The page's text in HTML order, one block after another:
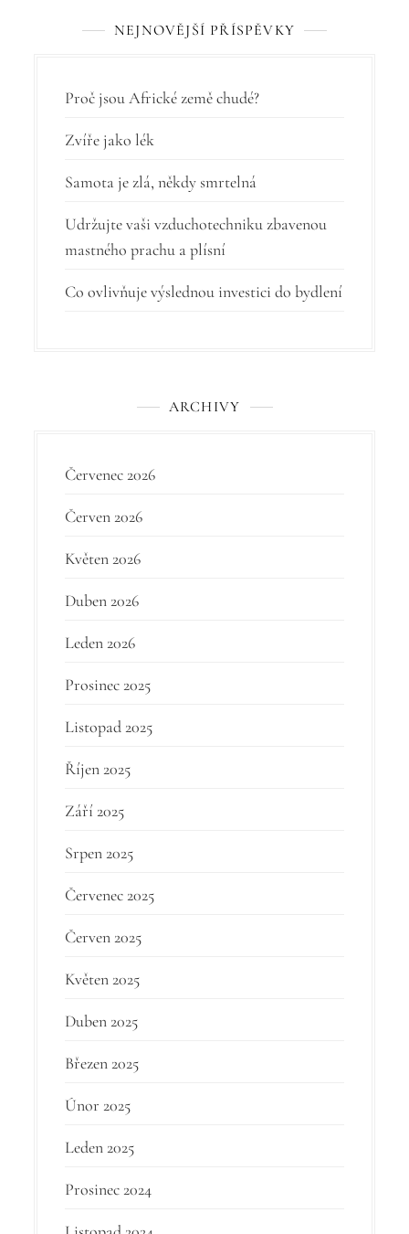
r
o
ř
í
s
p
NEJNOVĚJŠÍ PŘÍSPĚVKY
Proč jsou Africké země chudé?
Zvíře jako lék
Samota je zlá, někdy smrtelná
Udržujte vaši vzduchotechniku zbavenou
mastného prachu a plísní
Co ovlivňuje výslednou investici do bydlení
ARCHIVY
Červenec 2026
Červen 2026
Květen 2026
Duben 2026
Leden 2026
Prosinec 2025
Listopad 2025
Říjen 2025
Září 2025
Srpen 2025
Červenec 2025
Červen 2025
Květen 2025
Duben 2025
Březen 2025
Únor 2025
Leden 2025
Prosinec 2024